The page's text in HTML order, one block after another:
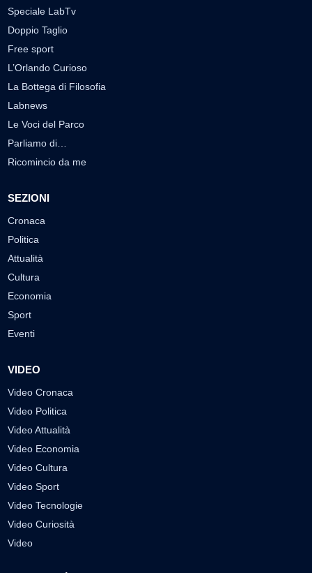
Speciale LabTv
Doppio Taglio
Free sport
L’Orlando Curioso
La Bottega di Filosofia
Labnews
Le Voci del Parco
Parliamo di…
Ricomincio da me
SEZIONI
Cronaca
Politica
Attualità
Cultura
Economia
Sport
Eventi
VIDEO
Video Cronaca
Video Politica
Video Attualità
Video Economia
Video Cultura
Video Sport
Video Tecnologie
Video Curiosità
Video